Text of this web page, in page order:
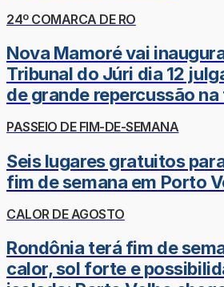
24º COMARCA DE RO
Nova Mamoré vai
Tribunal do Júri dia 12
de grande repercussão
PASSEIO DE FIM-DE-SEMANA
Seis lugares gratuitos
fim de semana em Porto
CALOR DE AGOSTO
Rondônia terá fim de
calor, sol forte e